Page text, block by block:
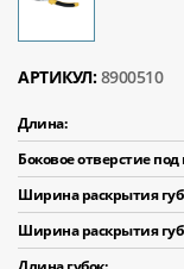
АРТИКУЛ: 8900510
Длина:
Боковое отверстие под
Ширина раскрытия
Ширина раскрытия